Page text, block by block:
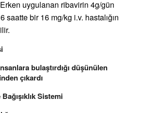
uygulanan ribavirin 4g/gün
saatte bir 16 mg/kg i.v. hastalığın
bulaştırdığı düşünülen
çıkardı
Sistemi